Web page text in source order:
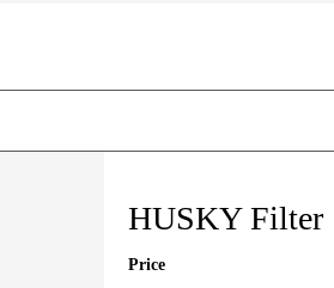
HUSKY Filter
Price